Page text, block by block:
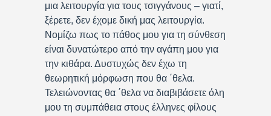
μια λειτουργία για τους τσιγγάνους – γιατί,
ξέρετε, δεν έχομε δική μας λειτουργία.
Νομίζω πως το πάθος μου για τη σύνθεση
είναι δυνατώτερο από την αγάπη μου για
την κιθάρα. Δυστυχώς δεν έχω τη
θεωρητική μόρφωση που θα ΄θελα.
Τελειώνοντας θα ΄θελα να διαβιβάσετε όλη
μου τη συμπάθεια στους έλληνες φίλους